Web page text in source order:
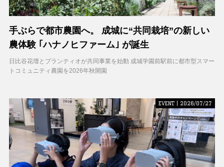
手ぶらで都市農園へ。 成城に“共同栽培”の新しい
農体験 ｢ハナノヒファーム｣ が誕生
日比谷花壇とプランティオが共同事業を始動 成城学園前駅前に都市型スマー
トコミュニティ農園を2026年秋開園
EVENT | 2026/07/27